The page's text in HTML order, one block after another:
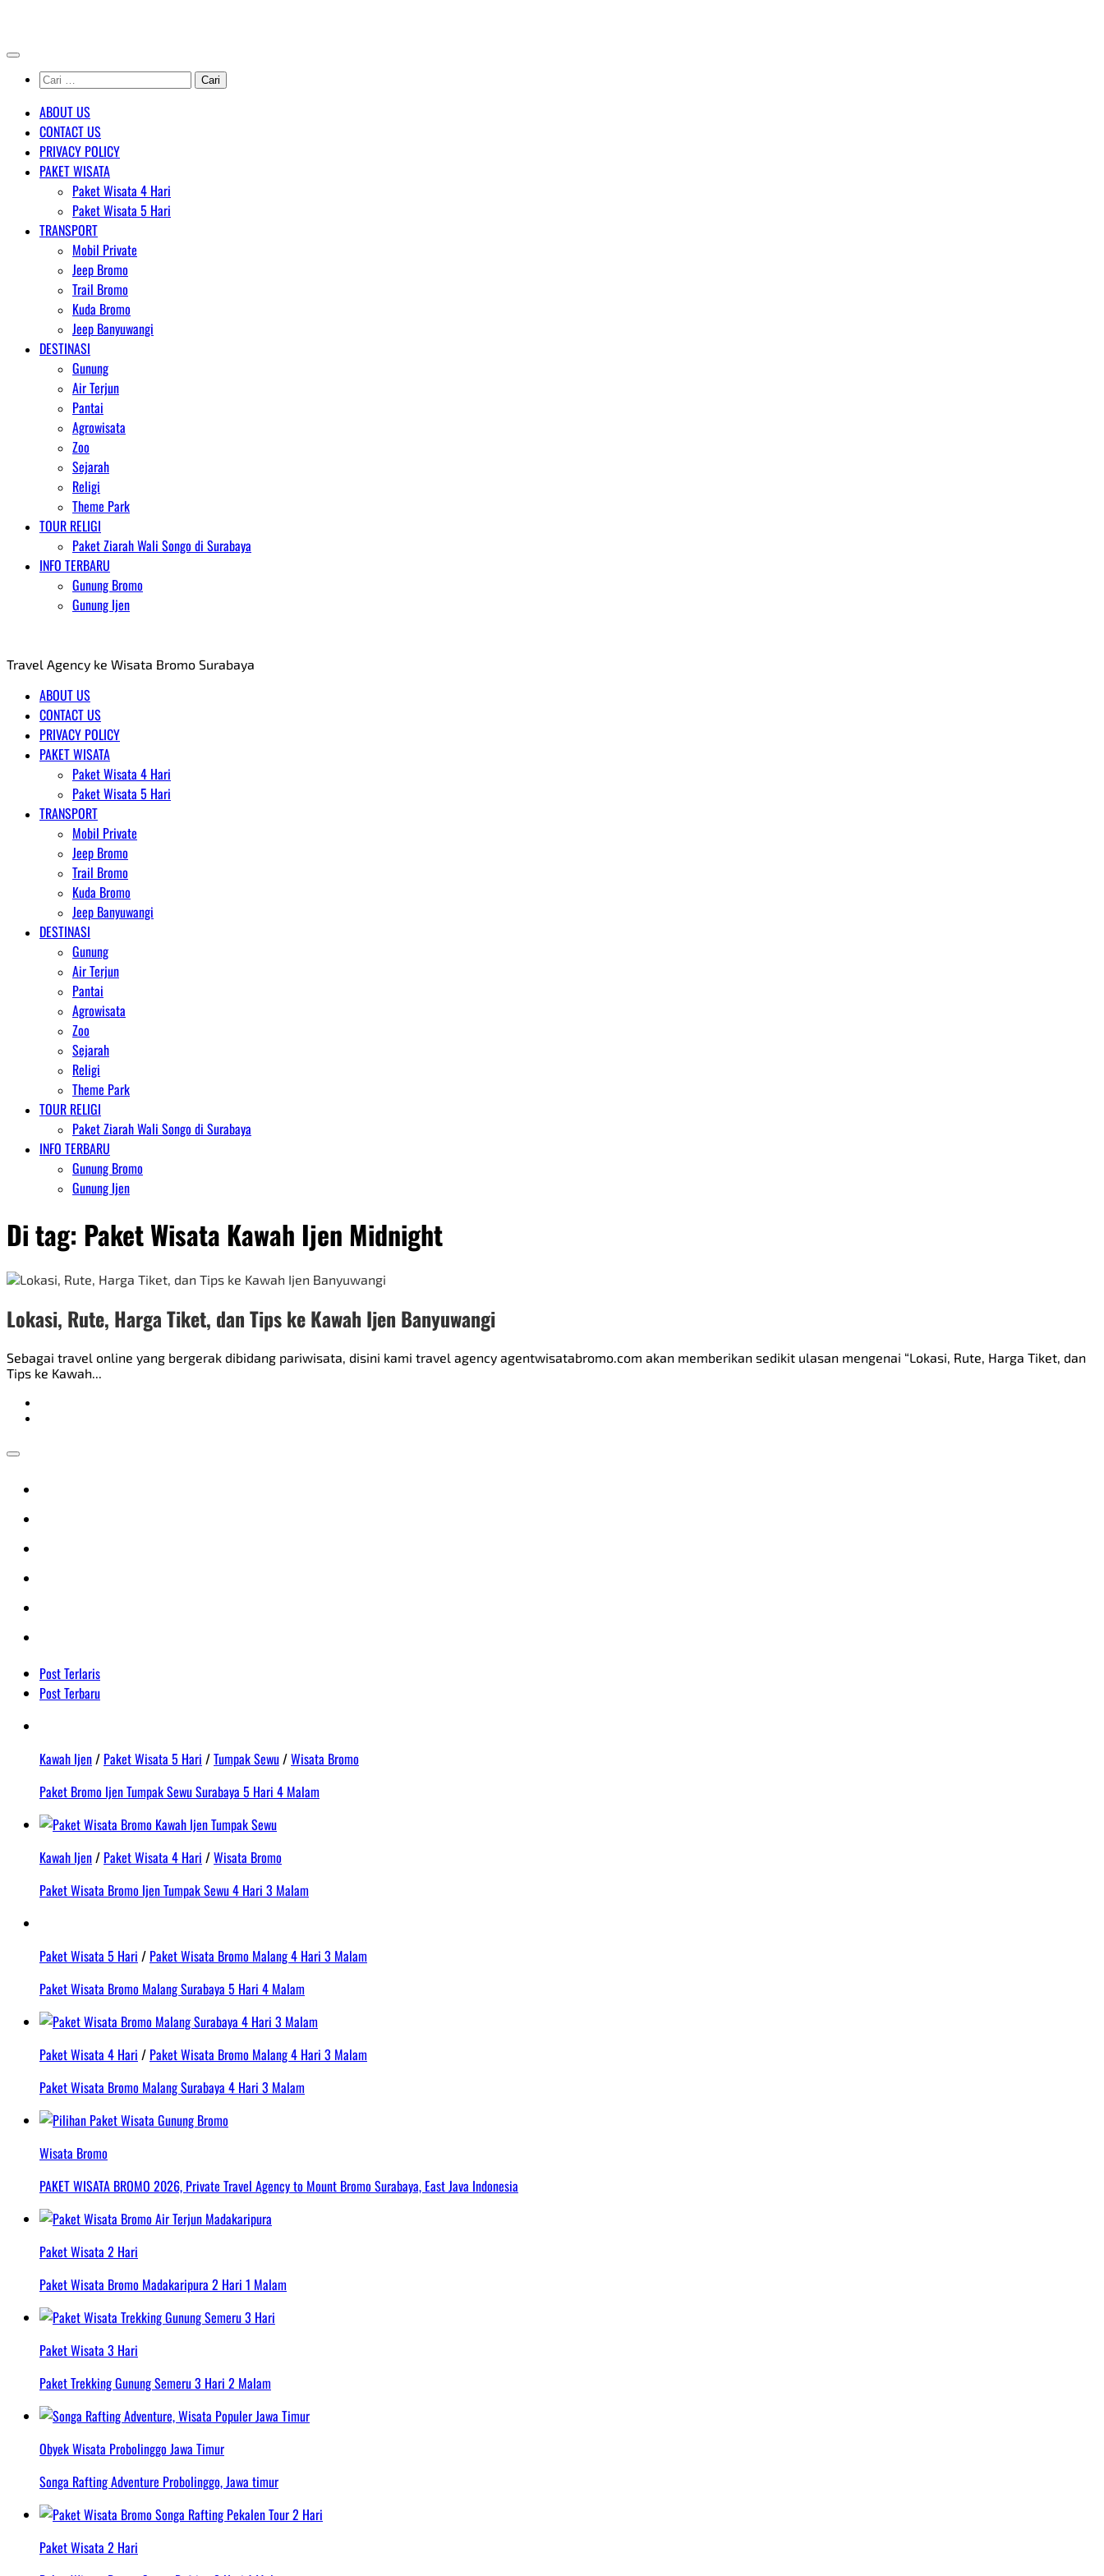
content
Cari
untuk:
ABOUT US
CONTACT US
PRIVACY POLICY
PAKET WISATA
Paket Wisata 4 Hari
Paket Wisata 5 Hari
TRANSPORT
Mobil Private
Jeep Bromo
Trail Bromo
Kuda Bromo
Jeep Banyuwangi
DESTINASI
Gunung
Air Terjun
Pantai
Agrowisata
Zoo
Sejarah
Religi
Theme Park
TOUR RELIGI
Paket Ziarah Wali Songo di Surabaya
INFO TERBARU
Gunung Bromo
Gunung Ijen
Travel Agency ke Wisata Bromo Surabaya
ABOUT US
CONTACT US
PRIVACY POLICY
PAKET WISATA
Paket Wisata 4 Hari
Paket Wisata 5 Hari
TRANSPORT
Mobil Private
Jeep Bromo
Trail Bromo
Kuda Bromo
Jeep Banyuwangi
DESTINASI
Gunung
Air Terjun
Pantai
Agrowisata
Zoo
Sejarah
Religi
Theme Park
TOUR RELIGI
Paket Ziarah Wali Songo di Surabaya
INFO TERBARU
Gunung Bromo
Gunung Ijen
Di tag: Paket Wisata Kawah Ijen Midnight
Lokasi, Rute, Harga Tiket, dan Tips ke Kawah Ijen Banyuwangi
Sebagai travel online yang bergerak dibidang pariwisata, disini kami travel agency agentwisatabromo.com akan memberikan sedikit ulasan mengenai “Lokasi, Rute, Harga Tiket, dan
Tips ke Kawah...
Post Terlaris
Post Terbaru
Kawah Ijen/ Paket Wisata 5 Hari /Tumpak Sewu/Wisata Bromo
Paket Bromo Ijen Tumpak Sewu Surabaya 5 Hari 4 Malam
Kawah Ijen/ Paket Wisata 4 Hari /Wisata Bromo
Paket Wisata Bromo Ijen Tumpak Sewu 4 Hari 3 Malam
Paket Wisata 5 Hari / Paket Wisata Bromo Malang 4 Hari 3 Malam
Paket Wisata Bromo Malang Surabaya 5 Hari 4 Malam
Paket Wisata 4 Hari / Paket Wisata Bromo Malang 4 Hari 3 Malam
Paket Wisata Bromo Malang Surabaya 4 Hari 3 Malam
Wisata Bromo
PAKET WISATA BROMO 2026, Private Travel Agency to Mount Bromo Surabaya, East Java Indonesia
Paket Wisata 2 Hari
Paket Wisata Bromo Madakaripura 2 Hari 1 Malam
Paket Wisata 3 Hari
Paket Trekking Gunung Semeru 3 Hari 2 Malam
Obyek Wisata Probolinggo Jawa Timur
Songa Rafting Adventure Probolinggo, Jawa timur
Paket Wisata 2 Hari